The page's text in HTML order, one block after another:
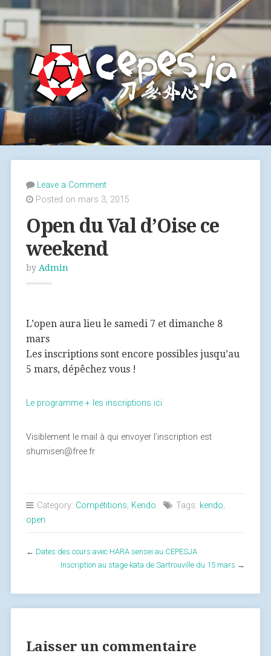
Leave a Comment
Posted on mars 3, 2015
Open du Val d’Oise ce
weekend
by Admin
L’open aura lieu le samedi 7 et dimanche 8
mars
Les inscriptions sont encore possibles jusqu’au
5 mars, dépêchez vous !
Le programme + les inscriptions ici
Visiblement le mail à qui envoyer l’inscription est
shumisen@free.fr
Category: Compétitions, Kendo Tags: kendo,
open
← Dates des cours avec HARA sensei au CEPESJA
Inscription au stage kata de Sartrouville du 15 mars →
Laisser un commentaire